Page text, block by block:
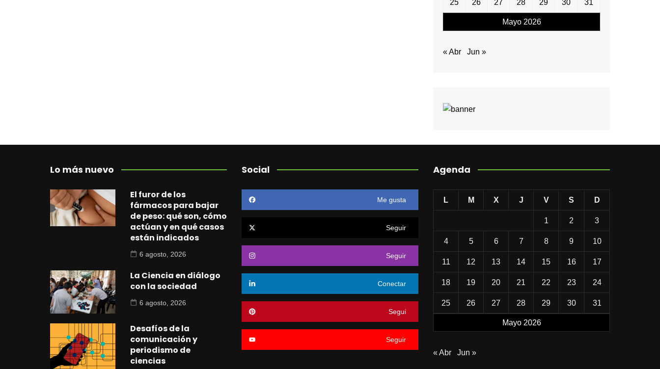
Mayo 2026
25 26 27 28 29 30 31
« Abr Jun »
Lo más nuevo
El furor de los
fármacos para bajar
de peso: qué son, cómo
actúan y en qué casos
están indicados
6 agosto, 2026
La Ciencia en diálogo
con la sociedad
6 agosto, 2026
Desafíos de la
comunicación y
periodismo de
ciencias
Social
Me gusta
Seguir
Seguir
Conectar
Segui
Seguir
Agenda
Mayo 2026
L M X J V S D
1 2 3
4 5 6 7 8 9 10
11 12 13 14 15 16 17
18 19 20 21 22 23 24
25 26 27 28 29 30 31
« Abr Jun »